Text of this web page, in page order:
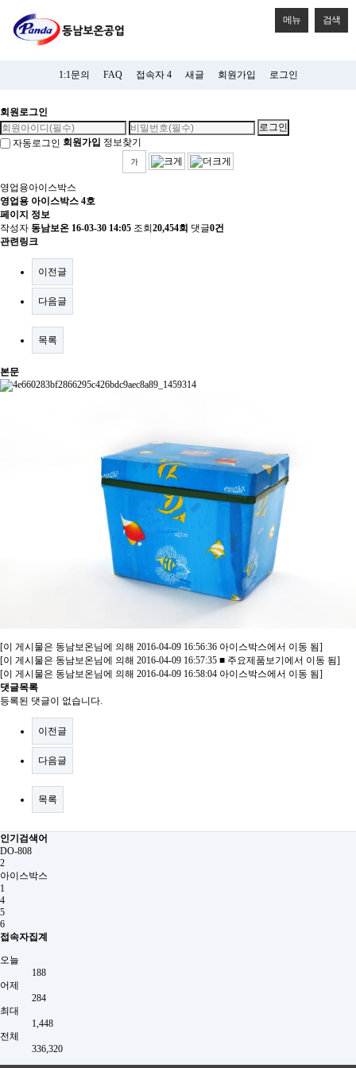
메뉴 검색
1:1문의 FAQ 접속자 4 새글 회원가입 로그인
회원로그인
자동로그인 회원가입 정보찾기
영업용아이스박스
영업용 아이스박스 4호
페이지 정보
작성자 동남보온 16-03-30 14:05 조회20,454회 댓글0건
관련링크
이전글
다음글
목록
본문
[이 게시물은 동남보온님에 의해 2016-04-09 16:56:36 아이스박스에서 이동 됨]
[이 게시물은 동남보온님에 의해 2016-04-09 16:57:35 ■ 주요제품보기에서 이동 됨]
[이 게시물은 동남보온님에 의해 2016-04-09 16:58:04 아이스박스에서 이동 됨]
댓글목록
등록된 댓글이 없습니다.
이전글
다음글
목록
인기검색어
DO-808
2
아이스박스
1
4
5
6
접속자집계
오늘
188
어제
284
최대
1,448
전체
336,320